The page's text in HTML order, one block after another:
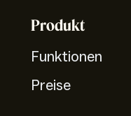
Produkt
Funktionen
Preise